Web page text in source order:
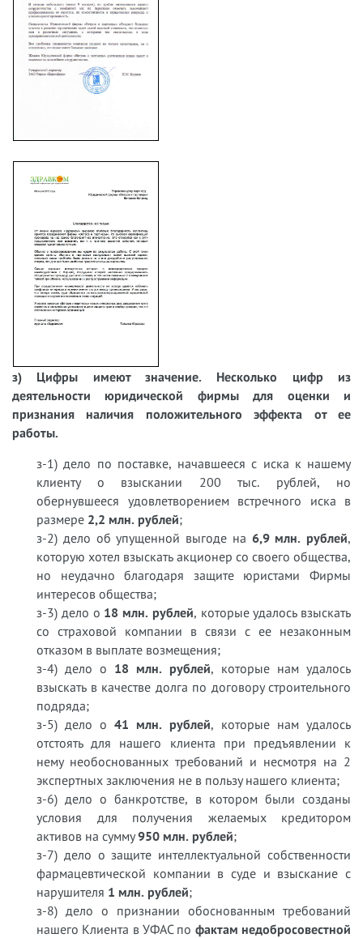
з) Цифры имеют значение. Несколько цифр из
деятельности юридической фирмы для оценки и
признания наличия положительного эффекта от ее
работы.
з-1) дело по поставке, начавшееся с иска к нашему
клиенту о взыскании 200 тыс. рублей, но
обернувшееся удовлетворением встречного иска в
размере 2,2 млн. рублей;
з-2) дело об упущенной выгоде на 6,9 млн. рублей,
которую хотел взыскать акционер со своего общества,
но неудачно благодаря защите юристами Фирмы
интересов общества;
з-3) дело о 18 млн. рублей, которые удалось взыскать
со страховой компании в связи с ее незаконным
отказом в выплате возмещения;
з-4) дело о 18 млн. рублей, которые нам удалось
взыскать в качестве долга по договору строительного
подряда;
з-5) дело о 41 млн. рублей, которые нам удалось
отстоять для нашего клиента при предъявлении к
нему необоснованных требований и несмотря на 2
экспертных заключения не в пользу нашего клиента;
з-6) дело о банкротстве, в котором были созданы
условия для получения желаемых кредитором
активов на сумму950 млн. рублей;
з-7) дело о защите интеллектуальной собственности
фармацевтической компании в суде и взыскание с
нарушителя 1 млн. рублей;
з-8) дело о признании обоснованным требований
нашего Клиента в УФАС по фактам недобросовестной